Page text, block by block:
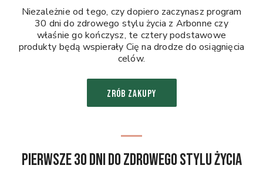
Niezależnie od tego, czy dopiero zaczynasz program
30 dni do zdrowego stylu życia z Arbonne czy
właśnie go kończysz, te cztery podstawowe
produkty będą wspierały Cię na drodze do osiągnięcia
celów.
ZRÓB ZAKUPY
Pierwsze 30 dni do zdrowego stylu życia